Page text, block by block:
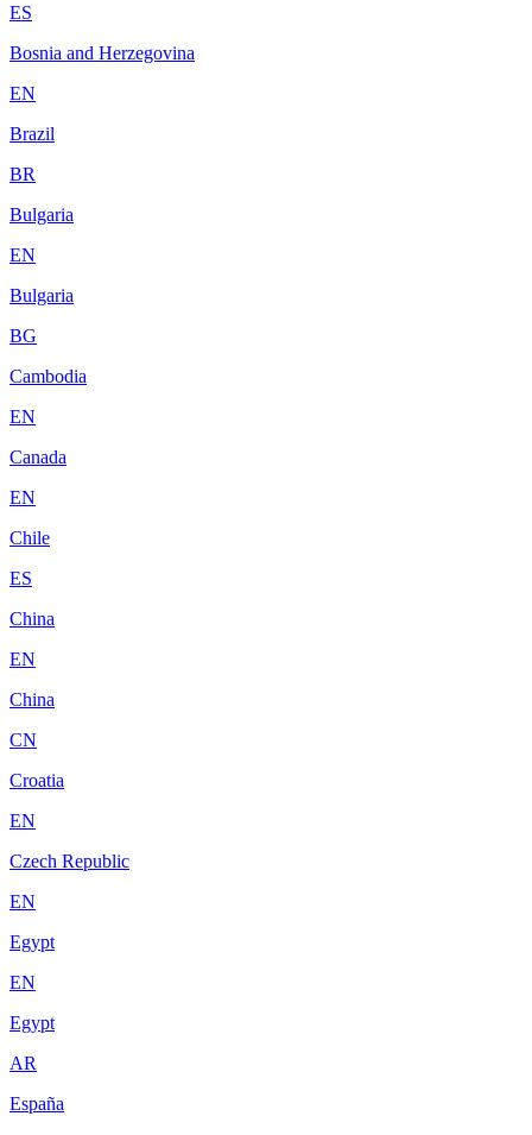
ES
Bosnia and Herzegovina
EN
Brazil
BR
Bulgaria
EN
Bulgaria
BG
Cambodia
EN
Canada
EN
Chile
ES
China
EN
China
CN
Croatia
EN
Czech Republic
EN
Egypt
EN
Egypt
AR
España